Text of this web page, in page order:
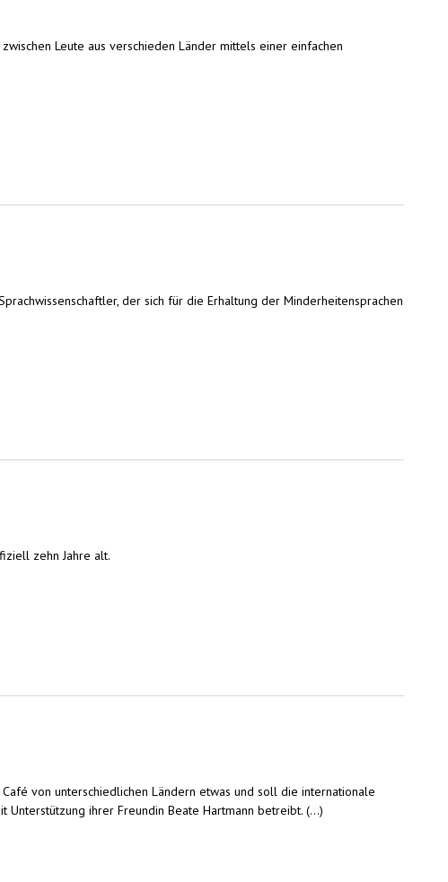
Leute aus verschieden Länder mittels einer einfachen
der sich für die Erhaltung der Minderheitensprachen
zehn Jahre alt.
von unterschiedlichen Ländern etwas und soll die internationale
Unterstützung ihrer Freundin Beate Hartmann betreibt. (...)